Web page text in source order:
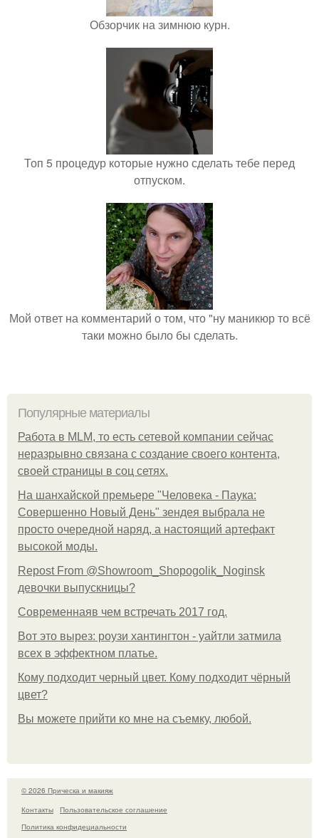
Обзорчик на зимнюю курн.
Топ 5 процедур которые нужно сделать тебе перед
отпуском.
Мой ответ на комментарий о том, что "ну маникюр то всё
таки можно было бы сделать.
Популярные материалы
Работа в MLM, то есть сетевой компании сейчас
неразрывно связана с создание своего контента,
своей страницы в соц сетях.
На шанхайской премьере "Человека - Паука:
Совершенно Новый День" зендея выбрала не
просто очередной наряд, а настоящий артефакт
высокой моды.
Repost From @Showroom_Shopogolik_Noginsk
девочки выпускницы?
Современнаяв чем встречать 2017 год.
Вот это вырез: роузи хантингтон - уайтли затмила
всех в эффектном платьe.
Кому подходит черный цвет. Кому подходит чёрный
цвет?
Вы можете прийти ко мне на съемку, любой.
© 2026 Прическа и макияж
Контакты
Пользовательское соглашение
Политика конфидециальности